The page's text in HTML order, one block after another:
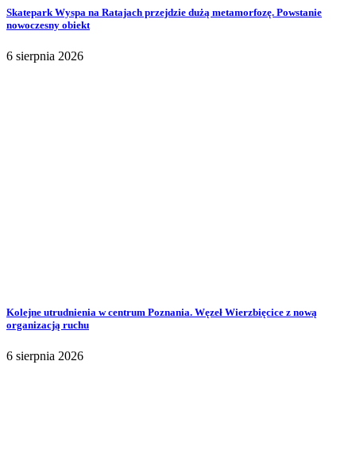
Skatepark Wyspa na Ratajach przejdzie dużą metamorfozę. Powstanie
nowoczesny obiekt
6 sierpnia 2026
Kolejne utrudnienia w centrum Poznania. Węzeł Wierzbięcice z nową
organizacją ruchu
6 sierpnia 2026